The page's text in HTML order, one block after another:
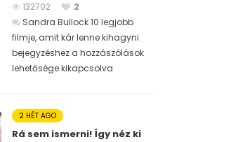
132702
2
Sandra Bullock 10 legjobb
filmje, amit kár lenne kihagyni
bejegyzéshez a hozzászólások
lehetősége kikapcsolva
2 HÉT AGO
Rá sem ismerni! Így néz ki